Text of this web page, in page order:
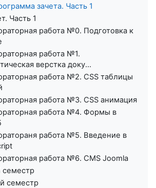
зачета. Часть 1
Часть 1
работа №0. Подготовка к
работа №1.
верстка доку...
работа №2. CSS таблицы
работа №3. CSS анимация
работа №4. Формы в
работа №5. Введение в
работа №6. CMS Joomla
семестр
семестр